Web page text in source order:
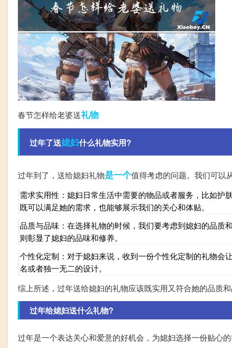
春节怎样给老婆送礼物
过年了送媳妇什么礼物实用?
过年到了，送给媳妇礼物是一个值得考虑的问题。我们可以
需求实用性：媳妇日常生活中需要的物品或者服务，比如护
既可以满足她的需求，也能够展示我们的关心和体贴。
品质与品味：在选择礼物的时候，我们要考虑到媳妇的品质
则彰显了媳妇的品味和修养。
个性化定制：对于媳妇来说，收到一份个性化定制的礼物会
名或者独一无二的设计。
综上所述，过年送给媳妇的礼物应该既实用又符合她的品质
过年给媳妇送什么礼物?
过年是一个表达关心和爱意的好机会，为媳妇选择一份贴心